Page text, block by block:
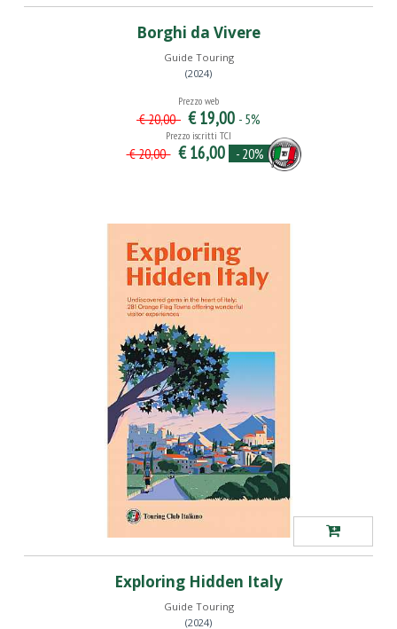
Borghi da Vivere
Guide Touring
(2024)
Prezzo web
€ 20,00 € 19,00 - 5%
Prezzo iscritti TCI
€ 20,00 € 16,00 - 20%
Exploring Hidden Italy
Guide Touring
(2024)